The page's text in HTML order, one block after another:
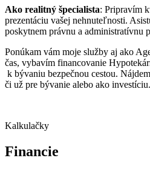
Ako realitný špecialista: Pripravím
prezentáciu vašej nehnuteľnosti.
poskytnem právnu a administratívnu
Ponúkam vám moje služby aj ako
čas, vybavím financovanie
k bývaniu bezpečnou cestou.
či už pre bývanie alebo ako investíciu.
Kalkulačky
Financie